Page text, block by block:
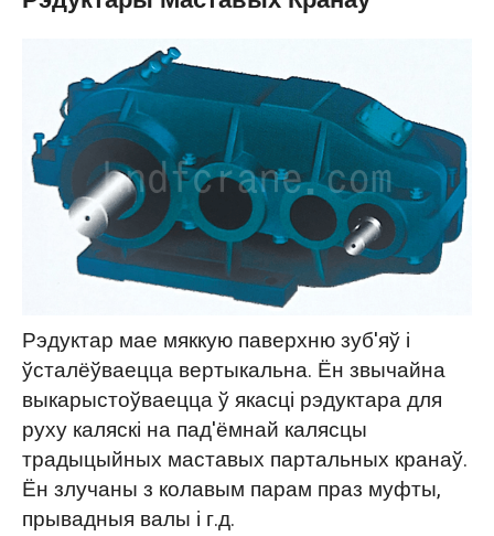
Рэдуктар мае мяккую паверхню зуб'яў і
ўсталёўваецца вертыкальна. Ён звычайна
выкарыстоўваецца ў якасці рэдуктара для
руху каляскі на пад'ёмнай калясцы
традыцыйных маставых партальных кранаў.
Ён злучаны з колавым парам праз муфты,
прывадныя валы і г.д.